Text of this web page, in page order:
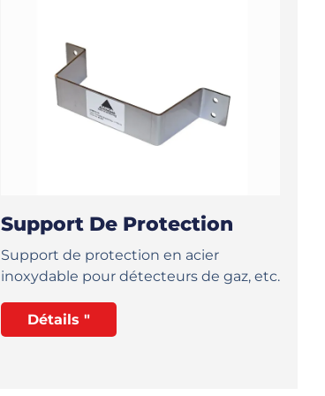
Support De Protection
Support de protection en acier
inoxydable pour détecteurs de gaz, etc.
Détails "